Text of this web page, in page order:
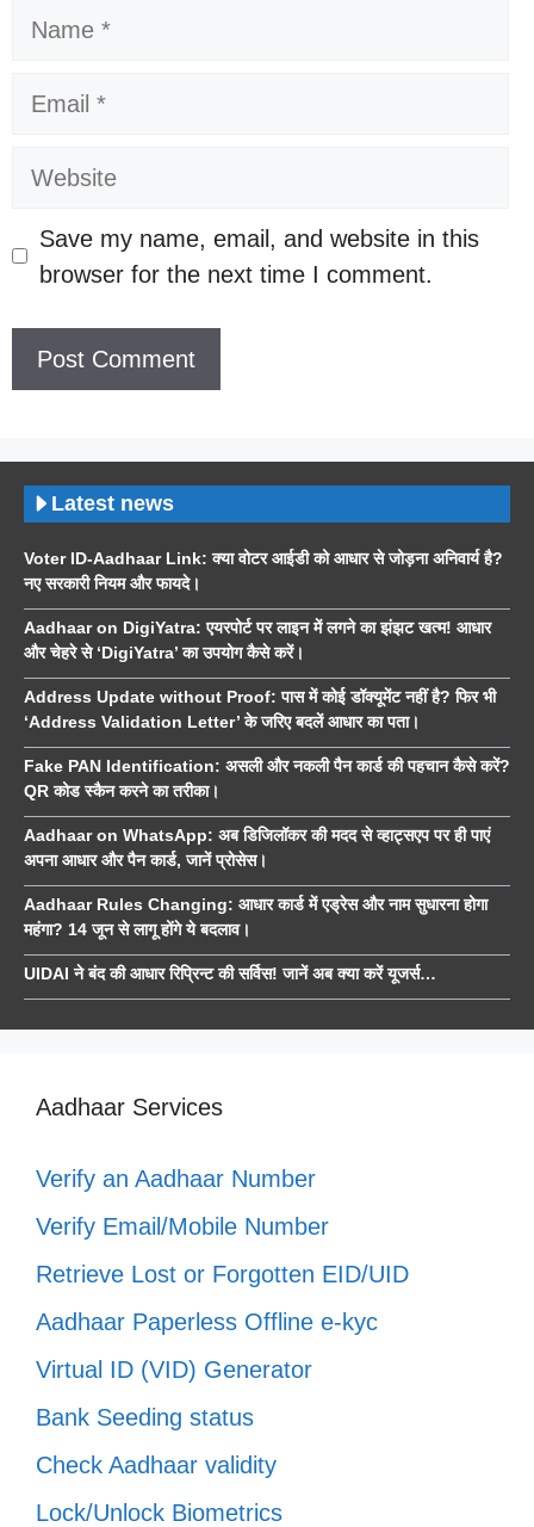
Name
Email
Website
Save my name, email, and website in this
browser for the next time I comment.
Latest news
Voter ID-Aadhaar Link: क्या वोटर आईडी को आधार से जोड़ना अनिवार्य है?
नए सरकारी नियम और फायदे।
Aadhaar on DigiYatra: एयरपोर्ट पर लाइन में लगने का झंझट खत्म! आधार
और चेहरे से ‘DigiYatra’ का उपयोग कैसे करें।
Address Update without Proof: पास में कोई डॉक्यूमेंट नहीं है? फिर भी
‘Address Validation Letter’ के जरिए बदलें आधार का पता।
Fake PAN Identification: असली और नकली पैन कार्ड की पहचान कैसे करें?
QR कोड स्कैन करने का तरीका।
Aadhaar on WhatsApp: अब डिजिलॉकर की मदद से व्हाट्सएप पर ही पाएं
अपना आधार और पैन कार्ड, जानें प्रोसेस।
Aadhaar Rules Changing: आधार कार्ड में एड्रेस और नाम सुधारना होगा
महंगा? 14 जून से लागू होंगे ये बदलाव।
UIDAI ने बंद की आधार रिप्रिन्ट की सर्विस! जानें अब क्या करें यूजर्स…
Aadhaar Services
Verify an Aadhaar Number
Verify Email/Mobile Number
Retrieve Lost or Forgotten EID/UID
Aadhaar Paperless Offline e-kyc
Virtual ID (VID) Generator
Bank Seeding status
Check Aadhaar validity
Lock/Unlock Biometrics